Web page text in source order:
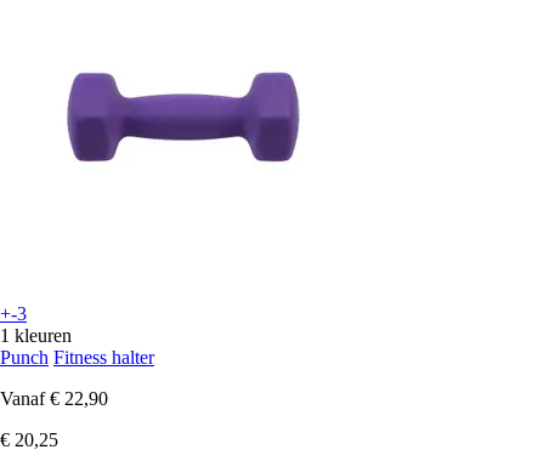
+-3
1 kleuren
Punch Fitness halter
Vanaf € 22,90
€ 20,25